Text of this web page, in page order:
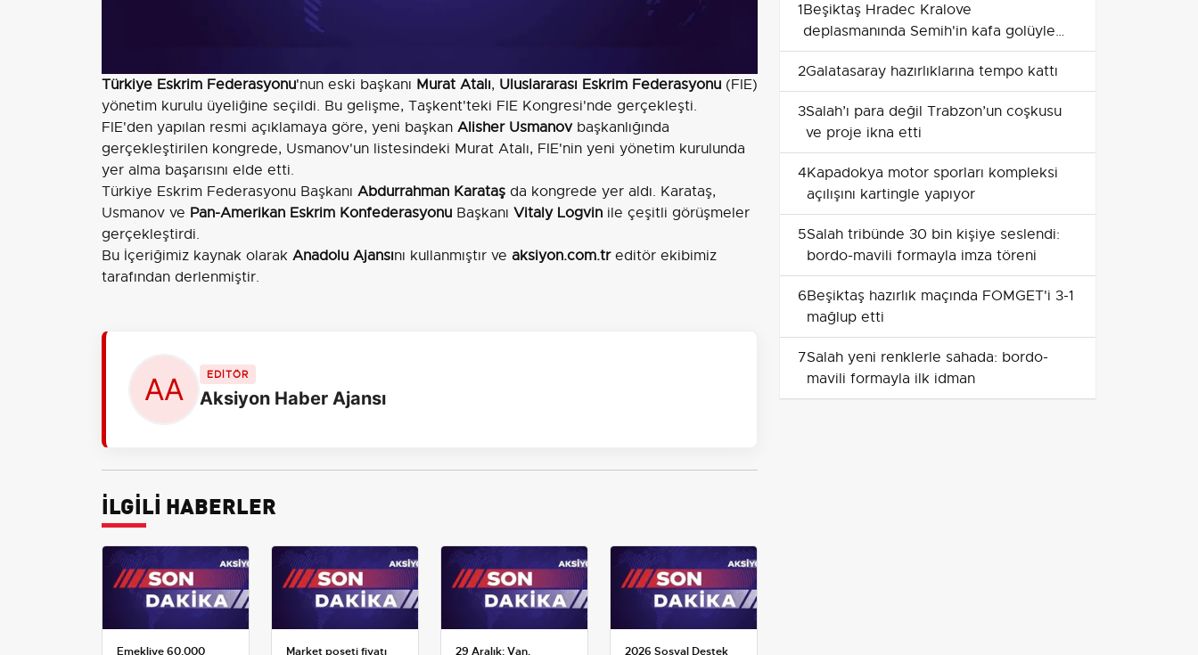
Türkiye Eskrim Federasyonu'nun eski başkanı Murat Atalı, Uluslararası Eskrim Federasyonu (FIE)
yönetim kurulu üyeliğine seçildi. Bu gelişme, Taşkent'teki FIE Kongresi'nde gerçekleşti.
FIE'den yapılan resmi açıklamaya göre, yeni başkan Alisher Usmanovbaşkanlığında
gerçekleştirilen kongrede, Usmanov'un listesindeki Murat Atalı, FIE'nin yeni yönetim kurulunda
yer alma başarısını elde etti.
Türkiye Eskrim Federasyonu Başkanı Abdurrahman Karataş da kongrede yer aldı. Karataş,
Usmanov ve Pan-Amerikan Eskrim Konfederasyonu Başkanı Vitaly Logvin ile çeşitli görüşmeler
gerçekleştirdi.
Bu İçeriğimiz kaynak olarak Anadolu Ajansını kullanmıştır ve aksiyon.com.treditör ekibimiz
tarafından derlenmiştir.
EDİTÖR
Aksiyon Haber Ajansı
İLGİLİ HABERLER
Emekliye 60.000
Market poşeti fiyatı
29 Aralık: Van,
2026 Sosyal Destek
1Beşiktaş Hradec Kralove
deplasmanında Semih'in kafa golüyle
avantaj kazandı
2Galatasaray hazırlıklarına tempo kattı
3Salah’ı para değil Trabzon’un coşkusu
ve proje ikna etti
4Kapadokya motor sporları kompleksi
açılışını kartingle yapıyor
5Salah tribünde 30 bin kişiye seslendi:
bordo-mavili formayla imza töreni
6Beşiktaş hazırlık maçında FOMGET'i 3-1
mağlup etti
7Salah yeni renklerle sahada: bordo-
mavili formayla ilk idman